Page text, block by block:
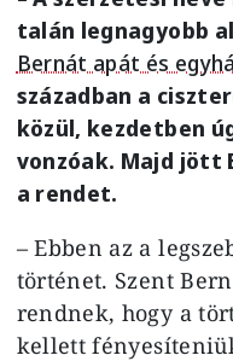
talán legnagyobb
Bernát apát és
században a
közül, kezdetben
vonzóak. Majd
a rendet.
– Ebben az a
történet. Szent
rendnek, hogy a
kellett